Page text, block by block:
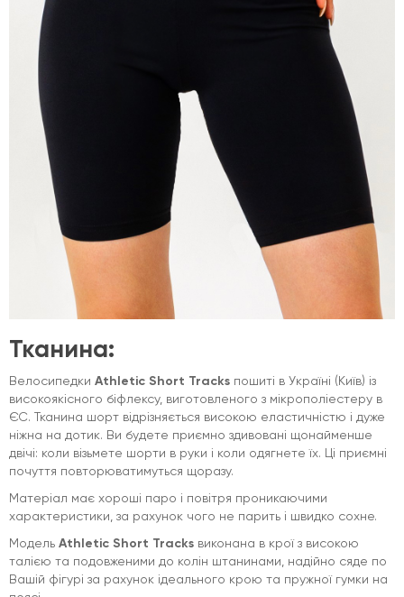
Тканина:
Велосипедки Athletic Short Tracks пошиті в Україні (Київ) із
високоякісного біфлексу, виготовленого з мікрополіестеру в
ЄС. Тканина шорт відрізняється високою еластичністю і дуже
ніжна на дотик. Ви будете приємно здивовані щонайменше
двічі: коли візьмете шорти в руки і коли одягнете їх. Ці приємні
почуття повторюватимуться щоразу.
Матеріал має хороші паро і повітря проникаючими
характеристики, за рахунок чого не парить і швидко сохне.
Модель Athletic Short Tracks виконана в крої з високою
талією та подовженими до колін штанинами, надійно сяде по
Вашій фігурі за рахунок ідеального крою та пружної гумки на